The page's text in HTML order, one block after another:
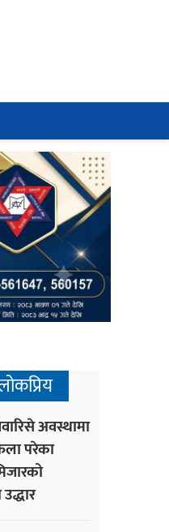
अवस्थामा
परेका